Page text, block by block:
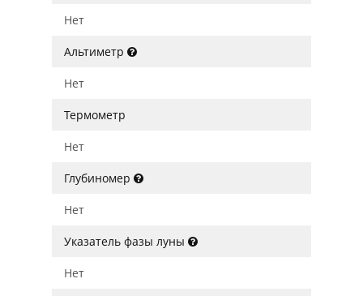
Нет
Альтиметр
Нет
Термометр
Нет
Глубиномер
Нет
Указатель фазы луны
Нет